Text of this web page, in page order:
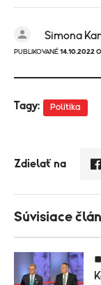
Simona
PUBLIKOVANÉ 14.10.2022
Tagy: Politika
Zdielať na
Súvisiace